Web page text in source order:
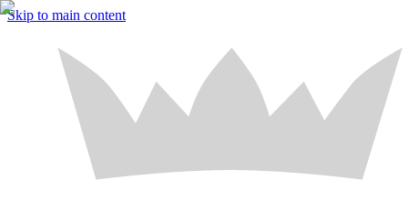
Skip to main content